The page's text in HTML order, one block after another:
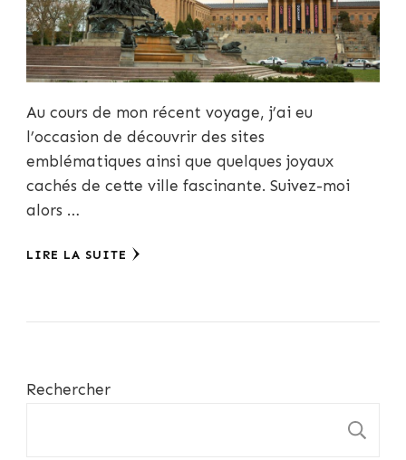
Au cours de mon récent voyage, j’ai eu
l’occasion de découvrir des sites
emblématiques ainsi que quelques joyaux
cachés de cette ville fascinante. Suivez-moi
alors …
LIRE LA SUITE
Rechercher